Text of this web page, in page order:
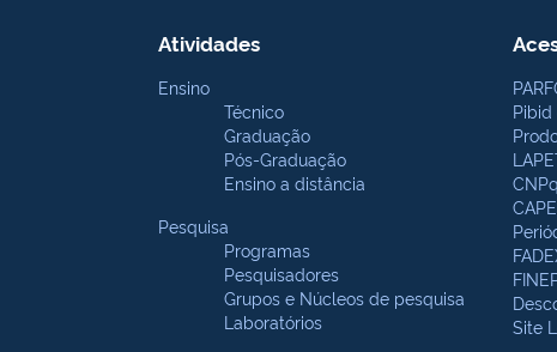
Atividades
Ensino
Técnico
Graduação
Pós-Graduação
Ensino a distância
Pesquisa
Programas
Pesquisadores
Grupos e Núcleos de pesquisa
Laboratórios
Pibid
CNPq
Site